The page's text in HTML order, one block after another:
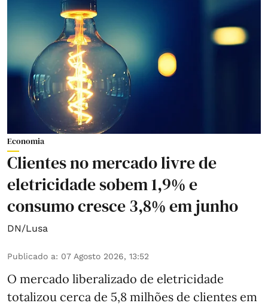
Economia
Clientes no mercado livre de
eletricidade sobem 1,9% e
consumo cresce 3,8% em junho
DN/Lusa
Publicado a: 07 Agosto 2026, 13:52
O mercado liberalizado de eletricidade
totalizou cerca de 5,8 milhões de clientes em